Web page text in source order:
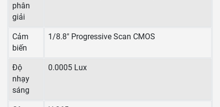
phân
giải
Cảm
biến
1/8.8" Progressive Scan CMOS
Độ
nhạy
sáng
0.0005 Lux